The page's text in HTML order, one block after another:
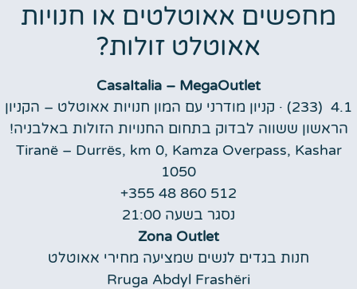
מחפשים אאוטלטים או חנויות
אאוטלט זולות?
CasaItalia – MegaOutlet
4.1
(233)
· קניון מודרני עם המון חנויות אאוטלט – הקניון
הראשון ששווה לבדוק בתחום החנויות הזולות באלבניה!
Tiranë – Durrës, km 0, Kamza Overpass, Kashar
1050
+355 48 860 512
נסגר בשעה 21:00
Zona Outlet
חנות בגדים לנשים שמציעה מחירי אאוטלט
Rruga Abdyl Frashëri